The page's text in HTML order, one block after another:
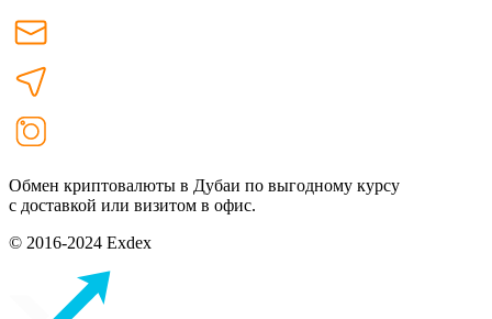
Обмен криптовалюты в Дубаи по выгодному курсу
с доставкой или визитом в офис.
© 2016-2024 Exdex